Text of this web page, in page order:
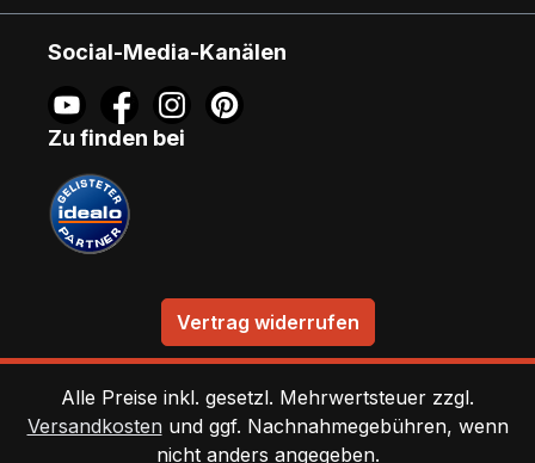
Social-Media-Kanälen
Zu finden bei
Vertrag widerrufen
Alle Preise inkl. gesetzl. Mehrwertsteuer zzgl.
Versandkosten und ggf. Nachnahmegebühren, wenn
nicht anders angegeben.